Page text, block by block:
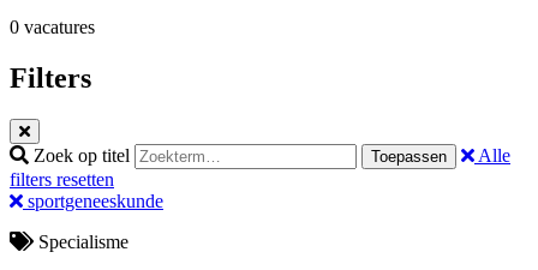
0 vacatures
Filters
Zoek op titel Toepassen
Alle
filters resetten
sportgeneeskunde
Specialisme